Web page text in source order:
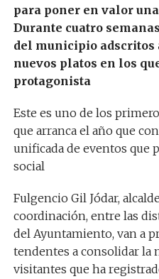
para poner en valor
Durante cuatro
del municipio adscritos
nuevos platos en los
protagonista
Este es uno de los
que arranca el año que
unificada de eventos que
social
Fulgencio Gil Jódar,
coordinación, entre las
del Ayuntamiento, van a
tendentes a consolidar la
visitantes que ha